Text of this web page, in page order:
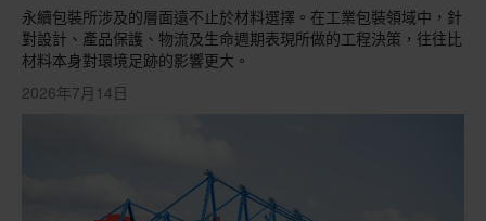
永續包裝所涉及的層面遠不止於材料選擇。在工業包裝領域中，針
對設計、產品保護、物流及生命週期表現所做的工程決策，往往比
材料本身對環境足跡的影響更大。
2026年7月14日